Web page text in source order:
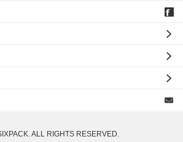
ALL RIGHTS RESERVED.